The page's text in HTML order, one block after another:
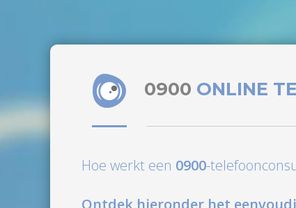
0900 ONLINE
Hoe werkt een 0900-
Ontdek hieronder het